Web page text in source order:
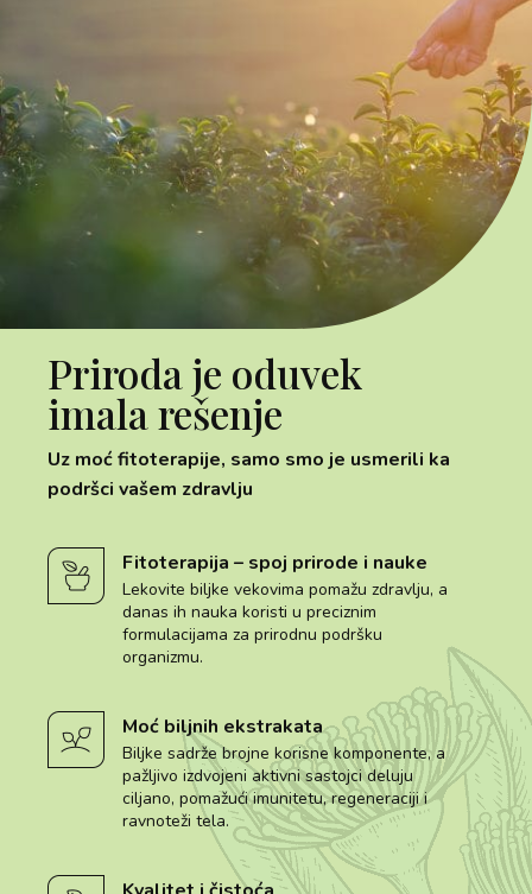
Priroda je oduvek
imala rešenje
Uz moć fitoterapije, samo smo je usmerili ka
podršci vašem zdravlju
Fitoterapija – spoj prirode i nauke
Lekovite biljke vekovima pomažu zdravlju, a
danas ih nauka koristi u preciznim
formulacijama za prirodnu podršku
organizmu.
Moć biljnih ekstrakata
Biljke sadrže brojne korisne komponente, a
pažljivo izdvojeni aktivni sastojci deluju
ciljano, pomažući imunitetu, regeneraciji i
ravnoteži tela.